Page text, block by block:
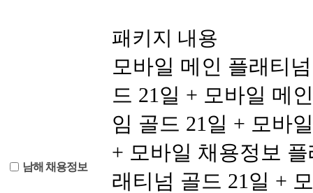
남해 채용정보
패키지 내용
모바일 메인 플래티
드 21일 + 모바일 메
임 골드 21일 + 모바
+ 모바일 채용정보
래티넘 골드 21일 +